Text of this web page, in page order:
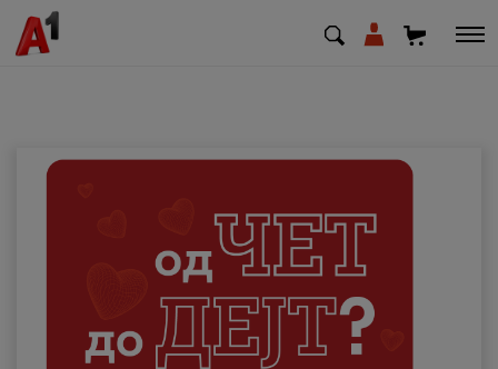
Деловни